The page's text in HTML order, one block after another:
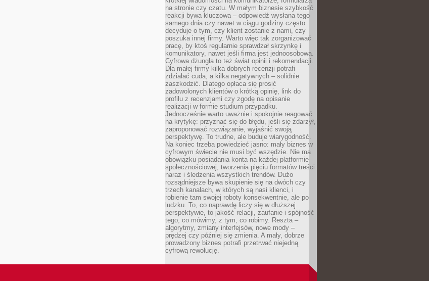
na stronie czy czatu. W małym biznesie szybkość
reakcji bywa kluczowa – odpowiedź wysłana tego
samego dnia czy nawet w ciągu godziny często
decyduje o tym, czy klient zostanie z nami, czy
poszuka innej firmy. Warto więc tak zorganizować
pracę, by ktoś regularnie sprawdzał skrzynkę i
komunikatory, nawet jeśli firma jest jednoosobowa.
Cyfrowa dżungla to też świat opinii i rekomendacji.
Dla małej firmy kilka dobrych recenzji potrafi
zdziałać cuda, a kilka negatywnych – solidnie
zaszkodzić. Dlatego opłaca się prosić
zadowolonych klientów o krótką opinię, link do
profilu z recenzjami czy zgodę na opisanie
realizacji w formie studium przypadku.
Jednocześnie warto uważnie i spokojnie reagować
na krytykę: przyznać się do błędu, jeśli się zdarzył,
zaproponować rozwiązanie, wyjaśnić swoją
perspektywę. To trudne, ale buduje wiarygodność.
Na koniec trzeba powiedzieć jasno: mały biznes w
cyfrowym świecie nie musi być wszędzie. Nie ma
obowiązku posiadania konta na każdej platformie
społecznościowej, tworzenia pięciu formatów treści
naraz i śledzenia wszystkich trendów. Dużo
rozsądniejsze bywa skupienie się na dwóch czy
trzech kanałach, w których są nasi klienci, i
robienie tam swojej roboty konsekwentnie, ale po
ludzku. To, co naprawdę liczy się w dłuższej
perspektywie, to jakość relacji, zaufanie i spójność
tego, co mówimy, z tym, co robimy. Reszta –
algorytmy, zmiany interfejsów, nowe mody –
prędzej czy później się zmienia. A mały, dobrze
prowadzony biznes potrafi przetrwać niejedną
cyfrową rewolucję.